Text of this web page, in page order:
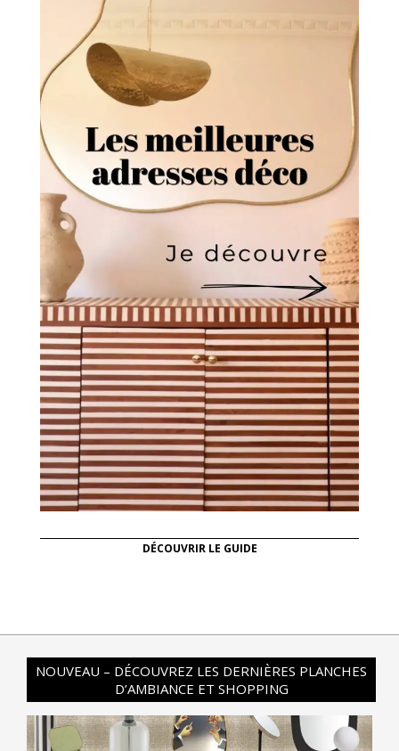
DÉCOUVRIR LE GUIDE
NOUVEAU – DÉCOUVREZ LES DERNIÈRES PLANCHES
D’AMBIANCE ET SHOPPING